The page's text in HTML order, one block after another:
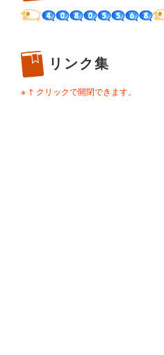
リンク集
※ ↑ クリックで開閉できます。